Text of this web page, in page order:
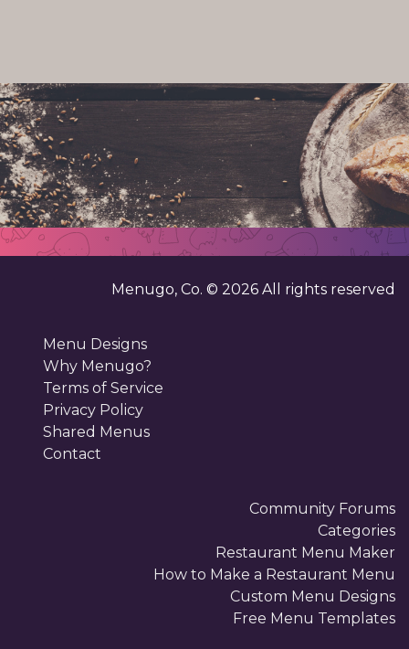
Menugo, Co. © 2026 All rights reserved
Menu Designs
Why Menugo?
Terms of Service
Privacy Policy
Shared Menus
Contact
Community Forums
Categories
Restaurant Menu Maker
How to Make a Restaurant Menu
Custom Menu Designs
Free Menu Templates